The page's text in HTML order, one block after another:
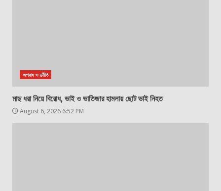
অপরাধ ও দুর্নীতি
মাছ ধরা নিয়ে বিরোধ, ভাই ও ভাতিজার হামলায় ছোট ভাই নিহত
August 6, 2026 6:52 PM